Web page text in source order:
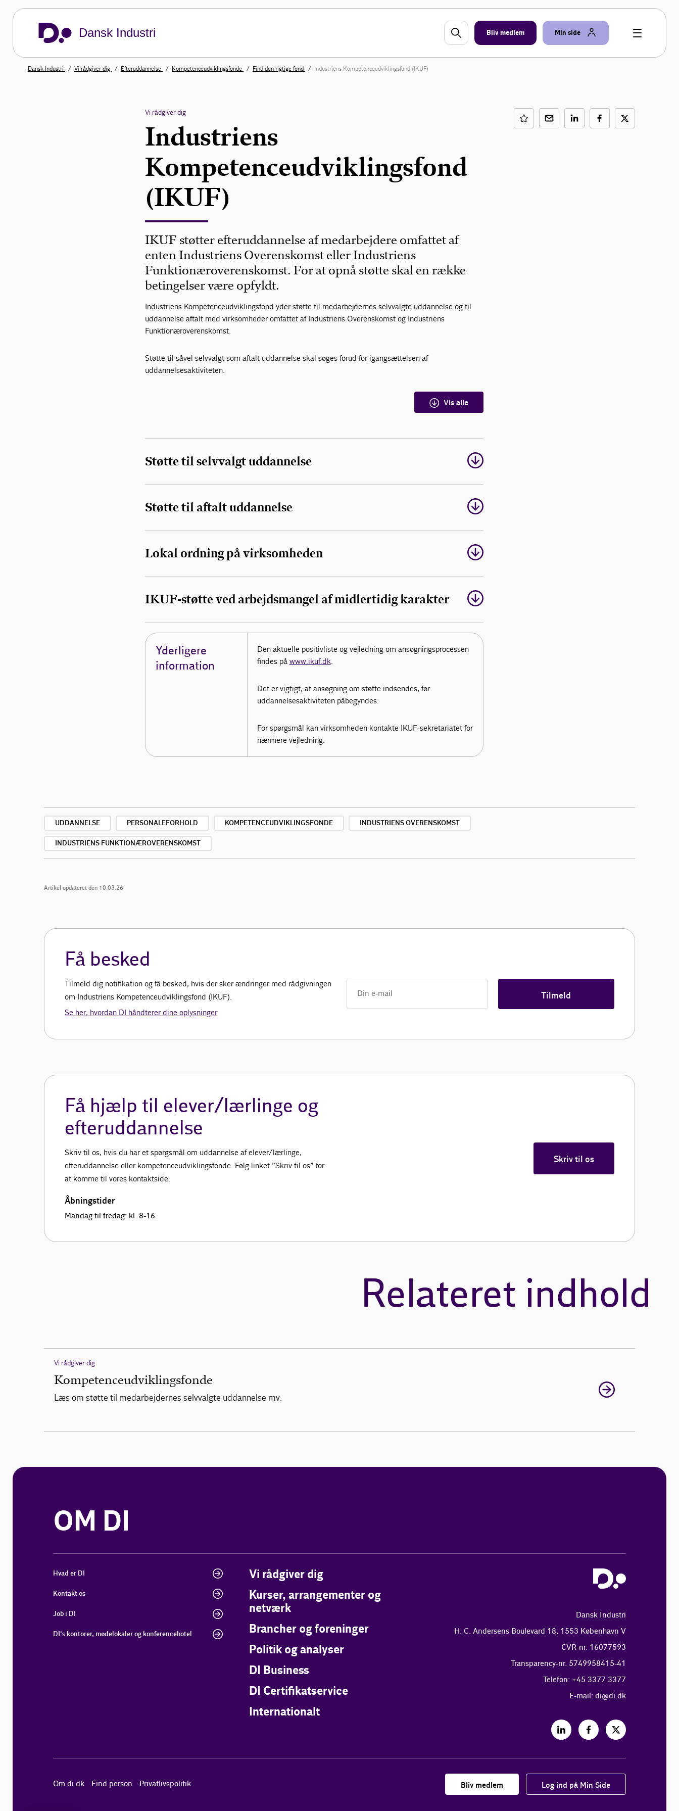
Dansk Industri Bliv medlem Min side
Dansk Industri Vi rådgiver dig Efteruddannelse Kompetenceudviklingsfonde Find den rigtige fond Industriens Kompetenceudviklingsfond (IKUF)
Vi rådgiver dig
Industriens
Kompetenceudviklingsfond
(IKUF)
IKUF støtter efteruddannelse af medarbejdere omfattet af
enten Industriens Overenskomst eller Industriens
Funktionæroverenskomst. For at opnå støtte skal en række
betingelser være opfyldt.
Industriens Kompetenceudviklingsfond yder støtte til medarbejdernes selvvalgte uddannelse og til
uddannelse aftalt med virksomheder omfattet af Industriens Overenskomst og Industriens
Funktionæroverenskomst.
Støtte til såvel selvvalgt som aftalt uddannelse skal søges forud for igangsættelsen af
uddannelsesaktiviteten.
Vis alle
Støtte til selvvalgt uddannelse
Støtte til aftalt uddannelse
Lokal ordning på virksomheden
IKUF-støtte ved arbejdsmangel af midlertidig karakter
Yderligere
information
Den aktuelle positivliste og vejledning om ansøgningsprocessen
findes på www.ikuf.dk
Det er vigtigt, at ansøgning om støtte indsendes, før
uddannelsesaktiviteten påbegyndes.
For spørgsmål kan virksomheden kontakte IKUF-sekretariatet for
nærmere vejledning.
UDDANNELSE PERSONALEFORHOLD KOMPETENCEUDVIKLINGSFONDE INDUSTRIENS OVERENSKOMST
INDUSTRIENS FUNKTIONÆROVERENSKOMST
Artikel opdateret den 10.03.26
Få besked
Tilmeld dig notifikation og få besked, hvis der sker ændringer med rådgivningen
om Industriens Kompetenceudviklingsfond (IKUF).
Se her, hvordan DI håndterer dine oplysninger
Tilmeld
Få hjælp til elever/lærlinge og
efteruddannelse
Skriv til os, hvis du har et spørgsmål om uddannelse af elever/lærlinge,
efteruddannelse eller kompetenceudviklingsfonde. Følg linket ”Skriv til os” for
at komme til vores kontaktside.
Åbningstider
Mandag til fredag: kl. 8-16
Skriv til os
Relateret indhold
Vi rådgiver dig
Kompetenceudviklingsfonde
Læs om støtte til medarbejdernes selvvalgte uddannelse mv.
OM DI
Hvad er DI
Kontakt os
Job i DI
DI's kontorer, mødelokaler og konferencehotel
Vi rådgiver dig
Kurser, arrangementer og
netværk
Brancher og foreninger
Politik og analyser
DI Business
DI Certifikatservice
Internationalt
Dansk Industri
H. C. Andersens Boulevard 18, 1553 København V
CVR-nr. 16077593
Transparency-nr. 5749958415-41
Telefon: +45 3377 3377
E-mail: di@di.dk
Om di.dk Find person Privatlivspolitik Bliv medlem Log ind på Min Side